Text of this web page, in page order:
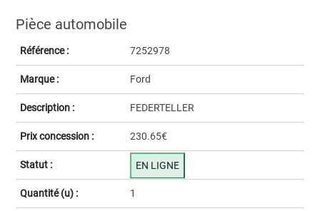
Pièce automobile
Référence : 7252978
Marque : Ford
Description : FEDERTELLER
Prix concession : 230.65€
Statut : EN LIGNE
Quantité (u) : 1